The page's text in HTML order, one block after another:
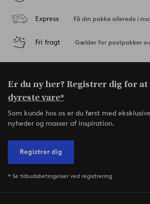
Express Få din pakke allerede i
Fri fragt Gælder for postpakker
Er du ny her? Registrer dig for at
dyreste vare*
Som kunde hos os er du først med
nyheder og masser af inspiration.
Registrer dig
* Se tilbudsbetingelser ved registrering